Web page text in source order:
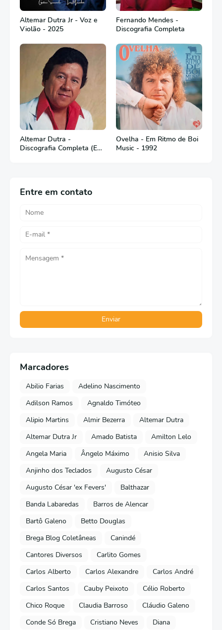
Altemar Dutra Jr - Voz e
Violão - 2025
Fernando Mendes -
Discografia Completa
Altemar Dutra -
Discografia Completa (Em
Ovelha - Em Ritmo de Boi
Music - 1992
Entre em contato
Marcadores
Abilio Farias
Adelino Nascimento
Adilson Ramos
Agnaldo Timóteo
Alipio Martins
Almir Bezerra
Altemar Dutra
Altemar Dutra Jr
Amado Batista
Amilton Lelo
Angela Maria
Ângelo Máximo
Anisio Silva
Anjinho dos Teclados
Augusto César
Augusto César 'ex Fevers'
Balthazar
Banda Labaredas
Barros de Alencar
Bartô Galeno
Betto Douglas
Brega Blog Coletâneas
Canindé
Cantores Diversos
Carlito Gomes
Carlos Alberto
Carlos Alexandre
Carlos André
Carlos Santos
Cauby Peixoto
Célio Roberto
Chico Roque
Claudia Barroso
Cláudio Galeno
Conde Só Brega
Cristiano Neves
Diana